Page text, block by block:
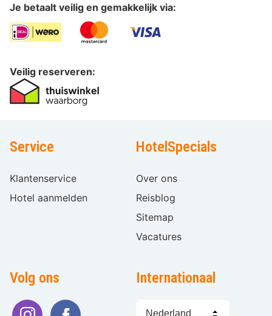
Je betaalt veilig en gemakkelijk via:
Veilig reserveren:
Service
Klantenservice
Hotel aanmelden
HotelSpecials
Over ons
Reisblog
Sitemap
Vacatures
Volg ons Internationaal